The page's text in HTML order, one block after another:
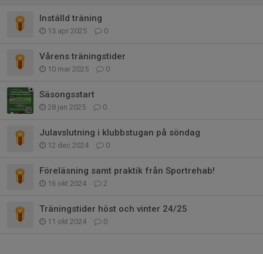
Inställd träning
15 apr 2025 0
Vårens träningstider
10 mar 2025 0
Säsongsstart
28 jan 2025 0
Julavslutning i klubbstugan på söndag
12 dec 2024 0
Föreläsning samt praktik från Sportrehab!
16 okt 2024 2
Träningstider höst och vinter 24/25
11 okt 2024 0